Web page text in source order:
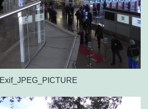
Exif_JPEG_PICTURE